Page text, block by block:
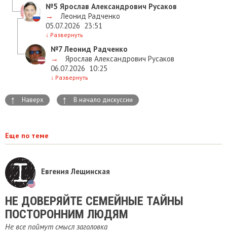
№5 Ярослав Александрович Русаков
→
Леонид Радченко
05.07.2026 23:51
↓ Развернуть
№7Леонид Радченко
→
Ярослав Александрович Русаков
06.07.2026 10:25
↓ Развернуть
↑ Наверх ↑ В начало дискуссии
Еще по теме
Евгения Лещинская
НЕ ДОВЕРЯЙТЕ СЕМЕЙНЫЕ ТАЙНЫ
ПОСТОРОННИМ ЛЮДЯМ
Не все поймут смысл заголовка